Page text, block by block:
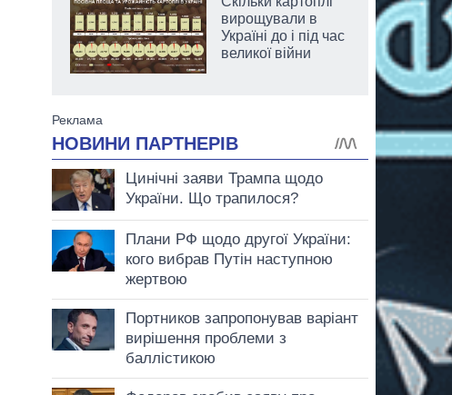
вирощували в
Україні до і під час
великої війни